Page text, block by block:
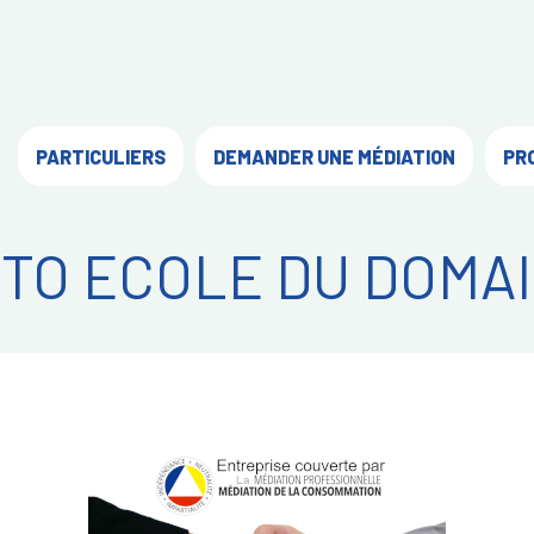
PARTICULIERS DEMANDER UNE MÉDIATION
ECOLE DU